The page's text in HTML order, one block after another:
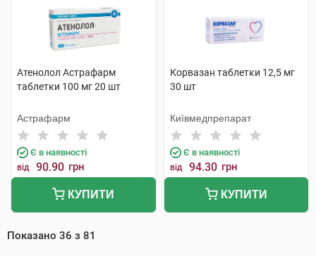
Атенолол Астрафарм
таблетки 100 мг 20 шт
Астрафарм
Є в наявності
від 90.90 грн
КУПИТИ
Корвазан таблетки 12,5 мг
30 шт
Київмедпрепарат
Є в наявності
від 94.30 грн
КУПИТИ
Показано 36 з 81